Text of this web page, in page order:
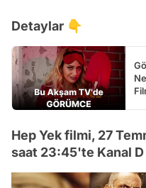
Detaylar 👇
Hep Yek filmi, 27
saat 23:45'te Kanal D